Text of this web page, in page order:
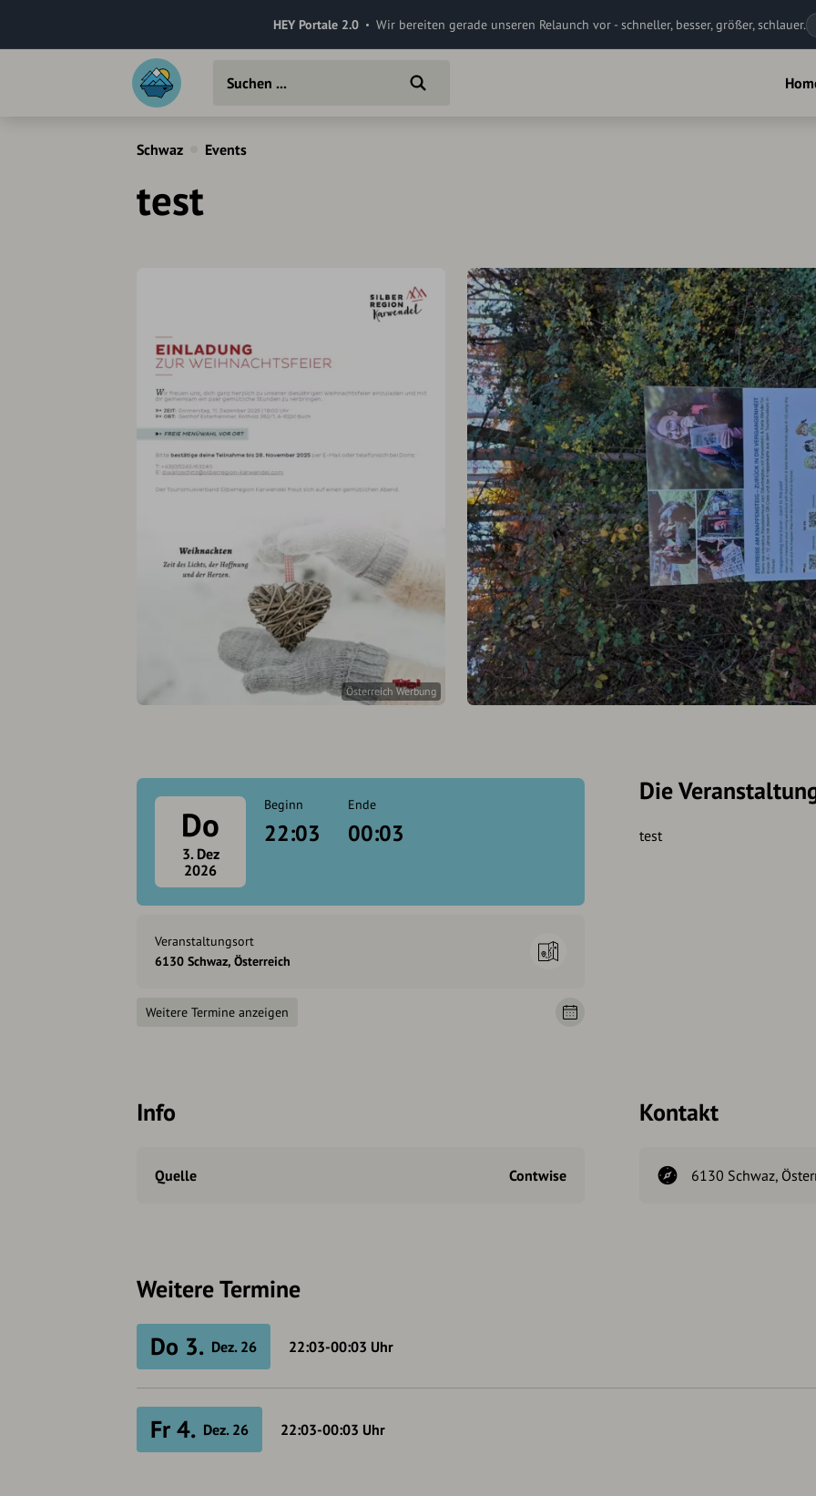
HEY Portale 2.0 Wir bereiten gerade unseren Relaunch vor - schneller, besser, größer, schlauer.
Schwaz Events
test
Österreich Werbung
Do
3. Dez
2026
Beginn
22:03
Ende
00:03
Veranstaltungsort
6130 Schwaz, Österreich
Weitere Termine anzeigen
Die
test
Info
Quelle Contwise
Kontakt
6130 Schwaz,
Weitere Termine
Do 3. Dez. 26 22:03-00:03 Uhr
Fr 4. Dez. 26 22:03-00:03 Uhr